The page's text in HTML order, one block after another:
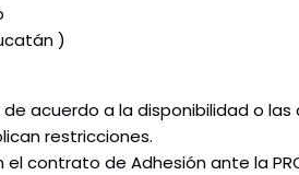
)
acuerdo a la disponibilidad o
restricciones.
contrato de Adhesión ante la